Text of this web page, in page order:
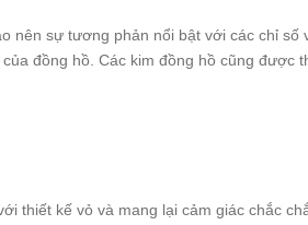
nên sự tương phản nổi bật với các chỉ
đồng hồ. Các kim đồng hồ cũng được
thiết kế vỏ và mang lại cảm giác chắc